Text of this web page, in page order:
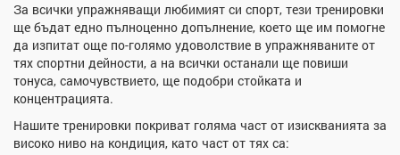
За всички упражняващи любимият си спорт, тези тренировки
ще бъдат едно пълноценно допълнение, което ще им помогне
да изпитат още по-голямо удоволствие в упражняваните от
тях спортни дейности, а на всички останали ще повиши
тонуса, самочувствието, ще подобри стойката и
концентрацията.
Нашите тренировки покриват голяма част от изискванията за
високо ниво на кондиция, като част от тях са: